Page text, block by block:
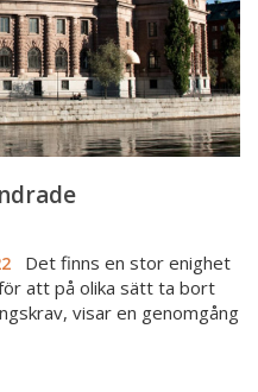
Det finns en stor enighet
att på olika sätt ta bort
visar en genomgång